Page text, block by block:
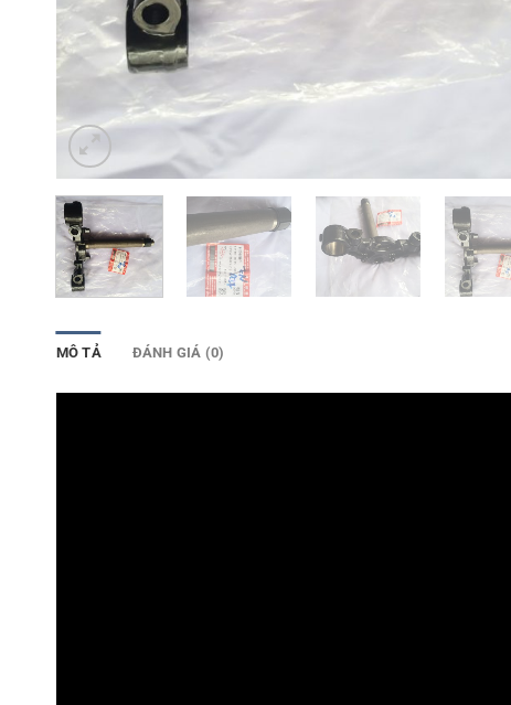
MÔ TẢ ĐÁNH GIÁ (0)